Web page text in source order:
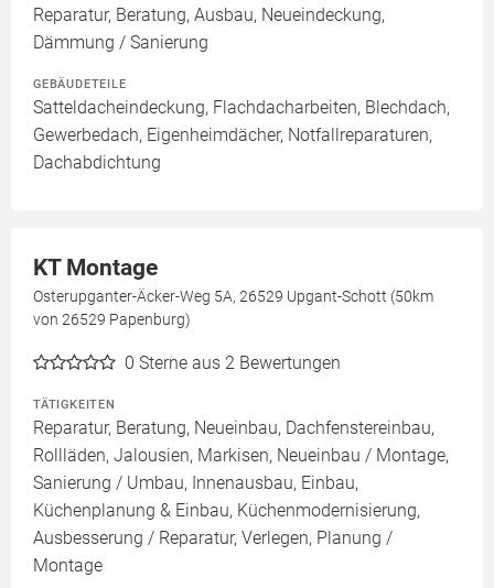
Reparatur, Beratung, Ausbau, Neueindeckung,
Dämmung / Sanierung
GEBÄUDETEILE
Satteldacheindeckung, Flachdacharbeiten, Blechdach,
Gewerbedach, Eigenheimdächer, Notfallreparaturen,
Dachabdichtung
KT Montage
Osterupganter-Äcker-Weg 5A, 26529 Upgant-Schott (50km
von 26529 Papenburg)
0 Sterne aus 2 Bewertungen
TÄTIGKEITEN
Reparatur, Beratung, Neueinbau, Dachfenstereinbau,
Rollläden, Jalousien, Markisen, Neueinbau / Montage,
Sanierung / Umbau, Innenausbau, Einbau,
Küchenplanung & Einbau, Küchenmodernisierung,
Ausbesserung / Reparatur, Verlegen, Planung /
Montage